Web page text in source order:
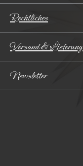
Rechtliches
Versand & Lieferung
Newsletter